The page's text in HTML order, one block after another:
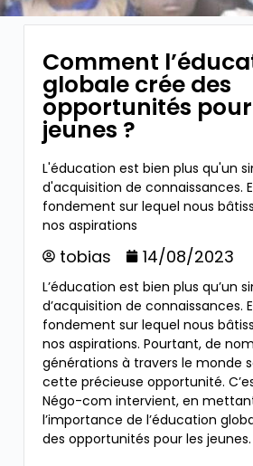
Comment
globale crée des
opportunités
jeunes ?
L'éducation est bien plus qu'un
d'acquisition de connaissances.
fondement sur lequel nous
nos aspirations
tobias 14/08/2023
L’éducation est bien plus qu’un
d’acquisition de connaissances.
fondement sur lequel nous
nos aspirations. Pourtant, de
générations à travers le monde
cette précieuse opportunité.
Négo-com intervient, en
l’importance de l’éducation
des opportunités pour les jeunes.